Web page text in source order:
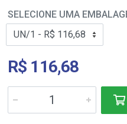
SELECIONE UMA
R$ 116,68